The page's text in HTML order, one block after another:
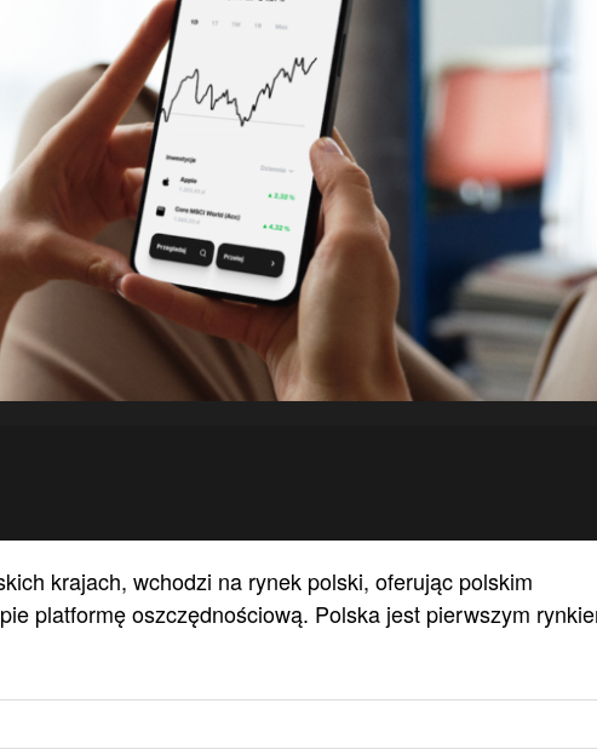
krajach, wchodzi na rynek polski, oferując polskim
platformę oszczędnościową. Polska jest pierwszym